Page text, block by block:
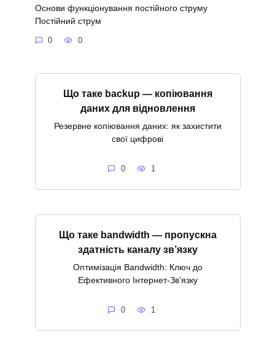
Основи функціонування постійного струму
Постійний струм
0 0
Що таке backup — копіювання
даних для відновлення
Резервне копіювання даних: як захистити
свої цифрові
0 1
Що таке bandwidth — пропускна
здатність каналу зв’язку
Оптимізація Bandwidth: Ключ до
Ефективного Інтернет-Зв’язку
0 1